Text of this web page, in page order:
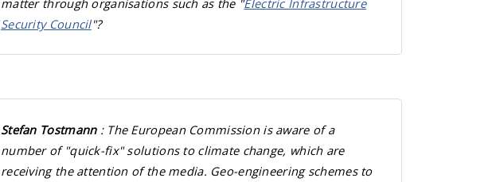
Security Council"?
Stefan Tostmann: The European Commission is aware of a
number of "quick-fix" solutions to climate change, which are
receiving the attention of the media. Geo-engineering schemes to